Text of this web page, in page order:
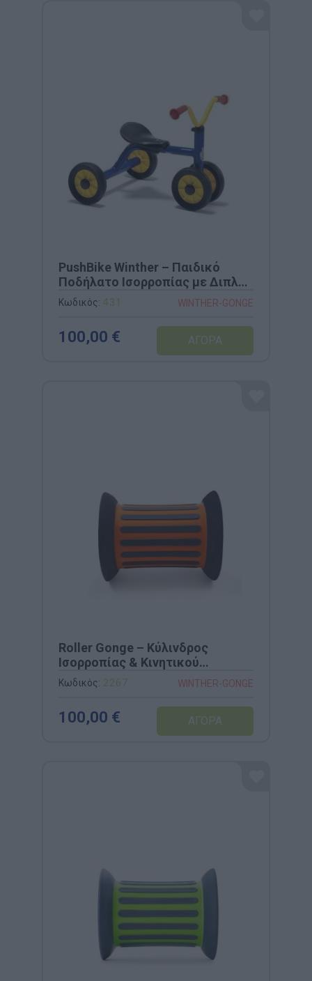
PushBike Winther – Παιδικό
Ποδήλατο Ισορροπίας με Διπλές
Ρόδες (Κωδ. 431)
Κωδικός: 431 WINTHER-GONGE
100,00 €
Roller Gonge – Κύλινδρος
Ισορροπίας & Κινητικού
Συντονισμού (Κωδ. 2267)
Κωδικός: 2267 WINTHER-GONGE
100,00 €